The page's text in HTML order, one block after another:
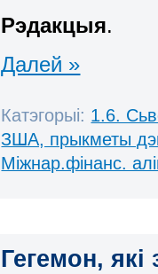
Рэдакцыя.
Далей »
Катэгорыі: 1.6.
ЗША, прыкметы
Міжнар.фінанс.
Гегемон,